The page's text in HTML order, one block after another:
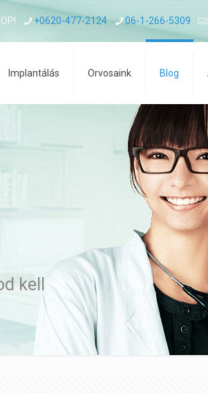
+0620-477-2124 06-1-266-5309
Implantálás Orvosaink Blog
kell